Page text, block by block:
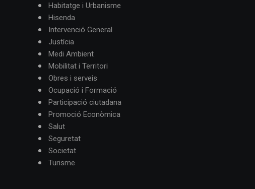
Habitatge i Urbanisme
Hisenda
Intervenció General
Justícia
Medi Ambient
Mobilitat i Territori
Obres i serveis
Ocupació i Formació
Participació ciutadana
Promoció Econòmica
Salut
Seguretat
Societat
Turisme